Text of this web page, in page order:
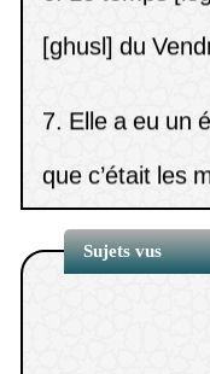
que c’était les
pri
8.La durée
Sujets vus